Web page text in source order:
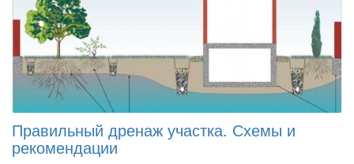
Правильный дренаж участка. Схемы и
рекомендации